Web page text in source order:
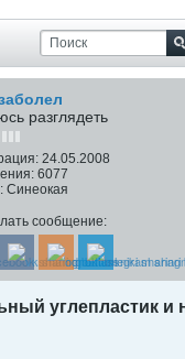
разглядеть
24.05.2008
6077
Синеокая
сообщение:
углепластик и